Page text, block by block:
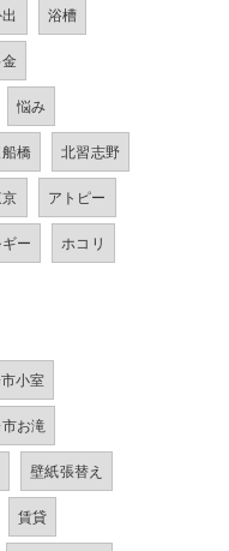
浴槽
悩み
橋 北習志野
アトピー
ー ホコリ
小室
お滝
壁紙張替え
賃貸